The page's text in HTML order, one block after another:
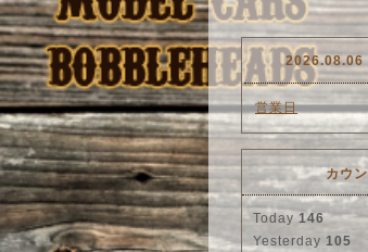
営業日
カウ
Today 146
Yesterday 105